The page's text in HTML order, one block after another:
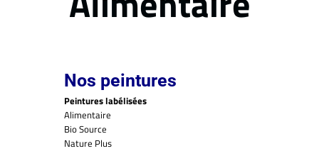
Nos peintures
Peintures labélisées
Alimentaire
Bio Source
Nature Plus